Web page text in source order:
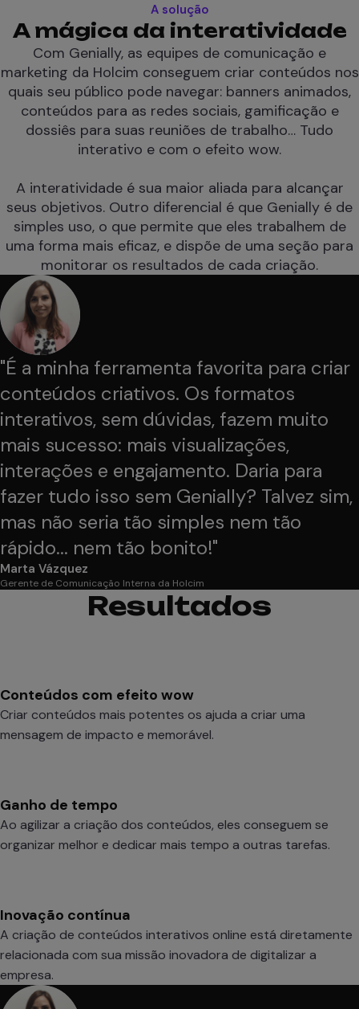
A solução
A mágica da interatividade
Com Genially, as equipes de comunicação e
marketing da Holcim conseguem criar conteúdos nos
quais seu público pode navegar: banners animados,
conteúdos para as redes sociais, gamificação e
dossiês para suas reuniões de trabalho… Tudo
interativo e com o efeito wow.
A interatividade é sua maior aliada para alcançar
seus objetivos. Outro diferencial é que Genially é de
simples uso, o que permite que eles trabalhem de
uma forma mais eficaz, e dispõe de uma seção para
monitorar os resultados de cada criação.
"É a minha ferramenta favorita para criar
conteúdos criativos. Os formatos
interativos, sem dúvidas, fazem muito
mais sucesso: mais visualizações,
interações e engajamento. Daria para
fazer tudo isso sem Genially? Talvez sim,
mas não seria tão simples nem tão
rápido... nem tão bonito!"
Marta Vázquez
Gerente de Comunicação Interna da Holcim
Resultados
Conteúdos com efeito wow
Criar conteúdos mais potentes os ajuda a criar uma
mensagem de impacto e memorável.
Ganho de tempo
Ao agilizar a criação dos conteúdos, eles conseguem se
organizar melhor e dedicar mais tempo a outras tarefas.
Inovação contínua
A criação de conteúdos interativos online está diretamente
relacionada com sua missão inovadora de digitalizar a
empresa.